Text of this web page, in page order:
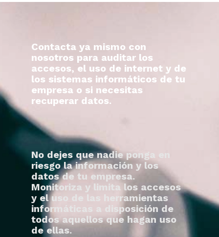
Contacta ya mismo con
nosotros para auditar los
accesos, el uso de internet y de
los sistemas informáticos de tu
empresa o si necesitas
recuperar datos.
No dejes que nadie ponga en
riesgo la información y los
datos de tu empresa.
Monitoriza y limita los accesos
y el uso de las herramientas
informáticas a disposición de
todos aquellos que hagan uso
de ellas.